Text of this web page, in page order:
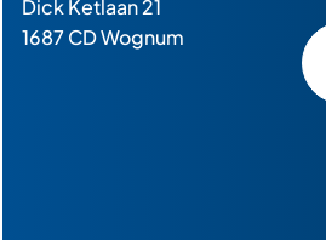
Dick Ketlaan 21
1687 CD Wognum